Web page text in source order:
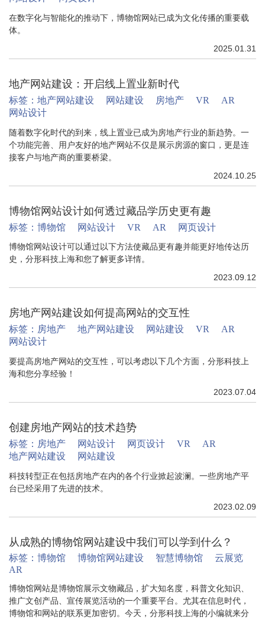
在数字化与智能化的推动下，博物馆网站已成为文化传播的重要载
体。
2025.01.31
地产网站建设：开启线上置业新时代
标签： 地产网站建设 网站建设 房地产 VR
AR
网站设计
随着数字化时代的到来，线上置业已成为房地产行业的新趋势。一
个功能完善、用户友好的地产网站不仅是展示房源的窗口，更是连
接客户与地产商的重要桥梁。
2024.10.25
博物馆网站设计如何透过藏品学历史更有趣
标签： 博物馆 网站设计 VR AR 网页设计
博物馆网站设计可以通过以下方法使藏品更有趣并能更好地传达历
史，分形科技上海和您了解更多详情。
2023.09.12
房地产网站建设如何提高网站的交互性
标签： 房地产 地产网站建设 网站建设 VR
AR
网站设计
要提高房地产网站的交互性，可以考虑以下几个方面，分形科技上
海和您分享经验！
2023.07.04
创建房地产网站的技术趋势
标签： 房地产 网站设计 网页设计 VR
AR
地产网站建设
网站建设
科技转型正在包括房地产在内的各个行业掀起波澜。一些房地产平
台已经采用了先进的技术。
2023.02.09
从成熟的博物馆网站建设中我们可以学到什么？
标签： 博物馆 博物馆网站建设 智慧博物馆
云展览
AR
博物馆网站是博物馆展示文物藏品，扩大知名度，科普文化知识、
推广文创产品、宣传展览活动的一个重要平台。尤其在信息时代，
博物馆和网站的联系更加密切。今天，分形科技上海的小编就来分